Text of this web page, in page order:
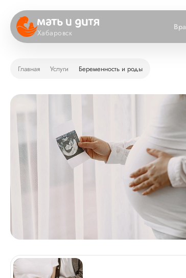
Хабаровск
Главная Услуги Беременность и роды